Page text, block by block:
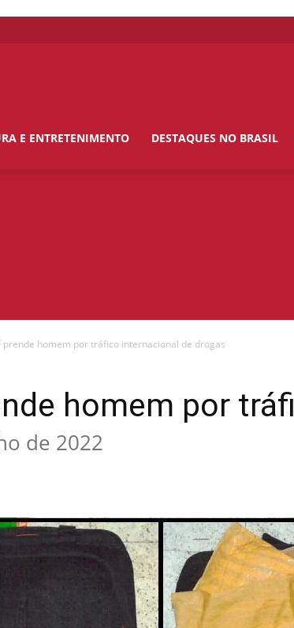
E ENTRETENIMENTO DESTAQUES NO BRASIL
prende homem por tráfico internacional de drogas
homem por
de 2022